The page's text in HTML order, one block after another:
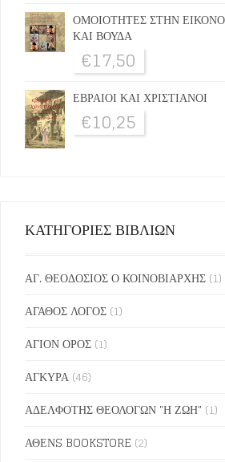
ΟΜΟΙΟΤΗΤΕΣ ΣΤΗΝ
ΚΑΙ ΒΟΥΔΑ
€17,50
ΕΒΡΑΙΟΙ ΚΑΙ ΧΡΙΣΤΙΑΝΟΙ
€10,25
ΚΑΤΗΓΟΡΙΕΣ ΒΙΒΛΙΩΝ
ΑΓ. ΘΕΟΔΟΣΙΟΣ Ο ΚΟΙΝΟΒΙΑΡΧΗΣ (1)
ΑΓΑΘΟΣ ΛΟΓΟΣ (1)
ΑΓΙΟΝ ΟΡΟΣ (1)
ΑΓΚΥΡΑ (46)
ΑΔΕΛΦΟΤΗΣ ΘΕΟΛΟΓΩΝ "Η ΖΩΗ" (1)
ΑΘΕΝS BOOKSTORE (2)